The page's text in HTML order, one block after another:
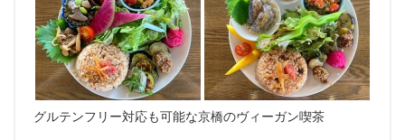
グルテンフリー対応も可能な京橋のヴィーガン喫茶